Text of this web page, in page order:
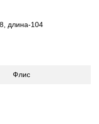
длина-104
Флис